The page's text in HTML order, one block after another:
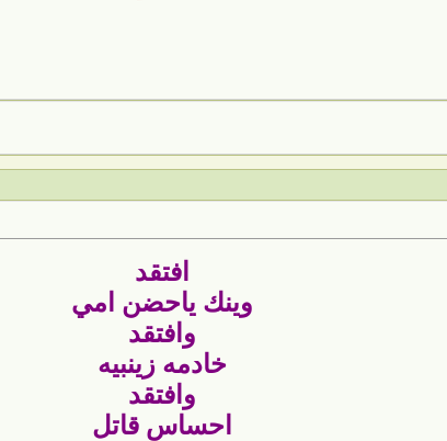
افتقد
وينك ياحضن امي
وافتقد
خادمه زينبيه
وافتقد
احساس قاتل